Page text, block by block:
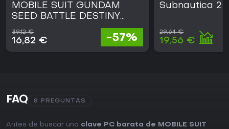
MOBILE SUIT GUNDAM
SEED BATTLE DESTINY
39,12 €
16,82 € -57%
Subnautica 2
29,64 €
19,56 €
FAQ 8 PREGUNTAS
Antes de buscar una clave PC barata de MOBILE SUIT